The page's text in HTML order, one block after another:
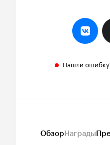
Нашли
ОбзорНаграды